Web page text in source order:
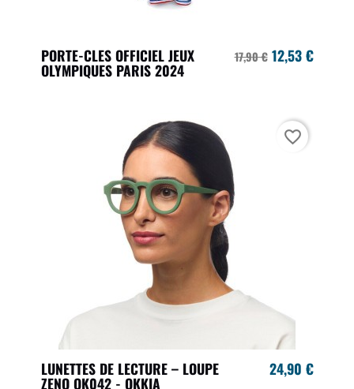
PORTE-CLES OFFICIEL JEUX
OLYMPIQUES PARIS 2024
17,90 € 12,53 €
LUNETTES DE LECTURE – LOUPE
ZENO OK042 - OKKIA
24,90 €
favorite_border